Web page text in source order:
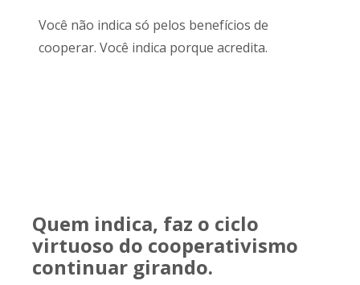
Você não indica só pelos benefícios de
cooperar. Você indica porque acredita.
Quem indica, faz o ciclo
virtuoso do cooperativismo
continuar girando.